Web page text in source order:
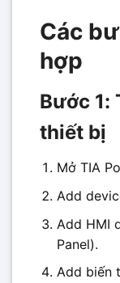
Các
hợp
Bước 1:
thiết bị
Mở TIA
Add
Add HMI
Panel).
Add biến